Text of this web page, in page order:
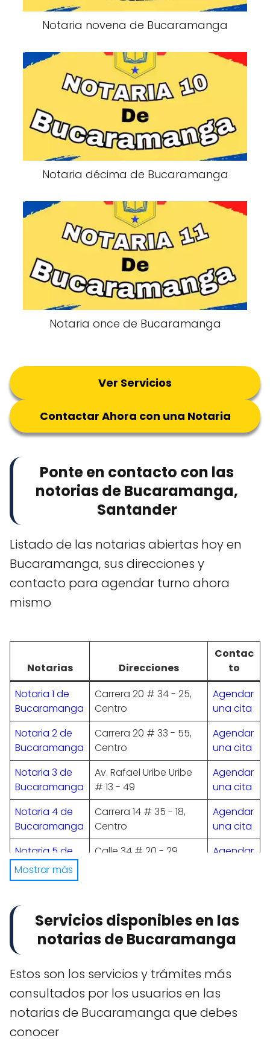
Notaria novena de Bucaramanga
Notaria décima de Bucaramanga
Notaria once de Bucaramanga
Ver Servicios
Contactar Ahora con una Notaria
Ponte en contacto con las
notorias de Bucaramanga,
Santander
Listado de las notarias abiertas hoy en
Bucaramanga, sus direcciones y
contacto para agendar turno ahora
mismo
Notarias Direcciones
Contac
to
Notaria 1 de
Bucaramanga
Carrera 20 # 34 - 25,
Centro
Agendar
una cita
Notaria 2 de
Bucaramanga
Carrera 20 # 33 - 55,
Centro
Agendar
una cita
Notaria 3 de
Bucaramanga
Av. Rafael Uribe Uribe
# 13 - 49
Agendar
una cita
Notaria 4 de
Bucaramanga
Carrera 14 # 35 - 18,
Centro
Agendar
una cita
Notaria 5 de
Bucaramanga
Calle 34 # 20 - 29,
Agendar
Bucaramanga
Notaria 7 de
Bucaramanga
Calle 35 # 12 - 06,
Centro
Agendar
una cita
Notaria 8 de
Carrera 35 A # 48 - 47,
Cabecera del llano
Agendar
Notaria 9 de
Carrera 36 # 51 - 32,
Cabecera del llano
Agendar
Mostrar más
Servicios disponibles en las
notarias de Bucaramanga
Estos son los servicios y trámites más
consultados por los usuarios en las
notarias de Bucaramanga que debes
conocer